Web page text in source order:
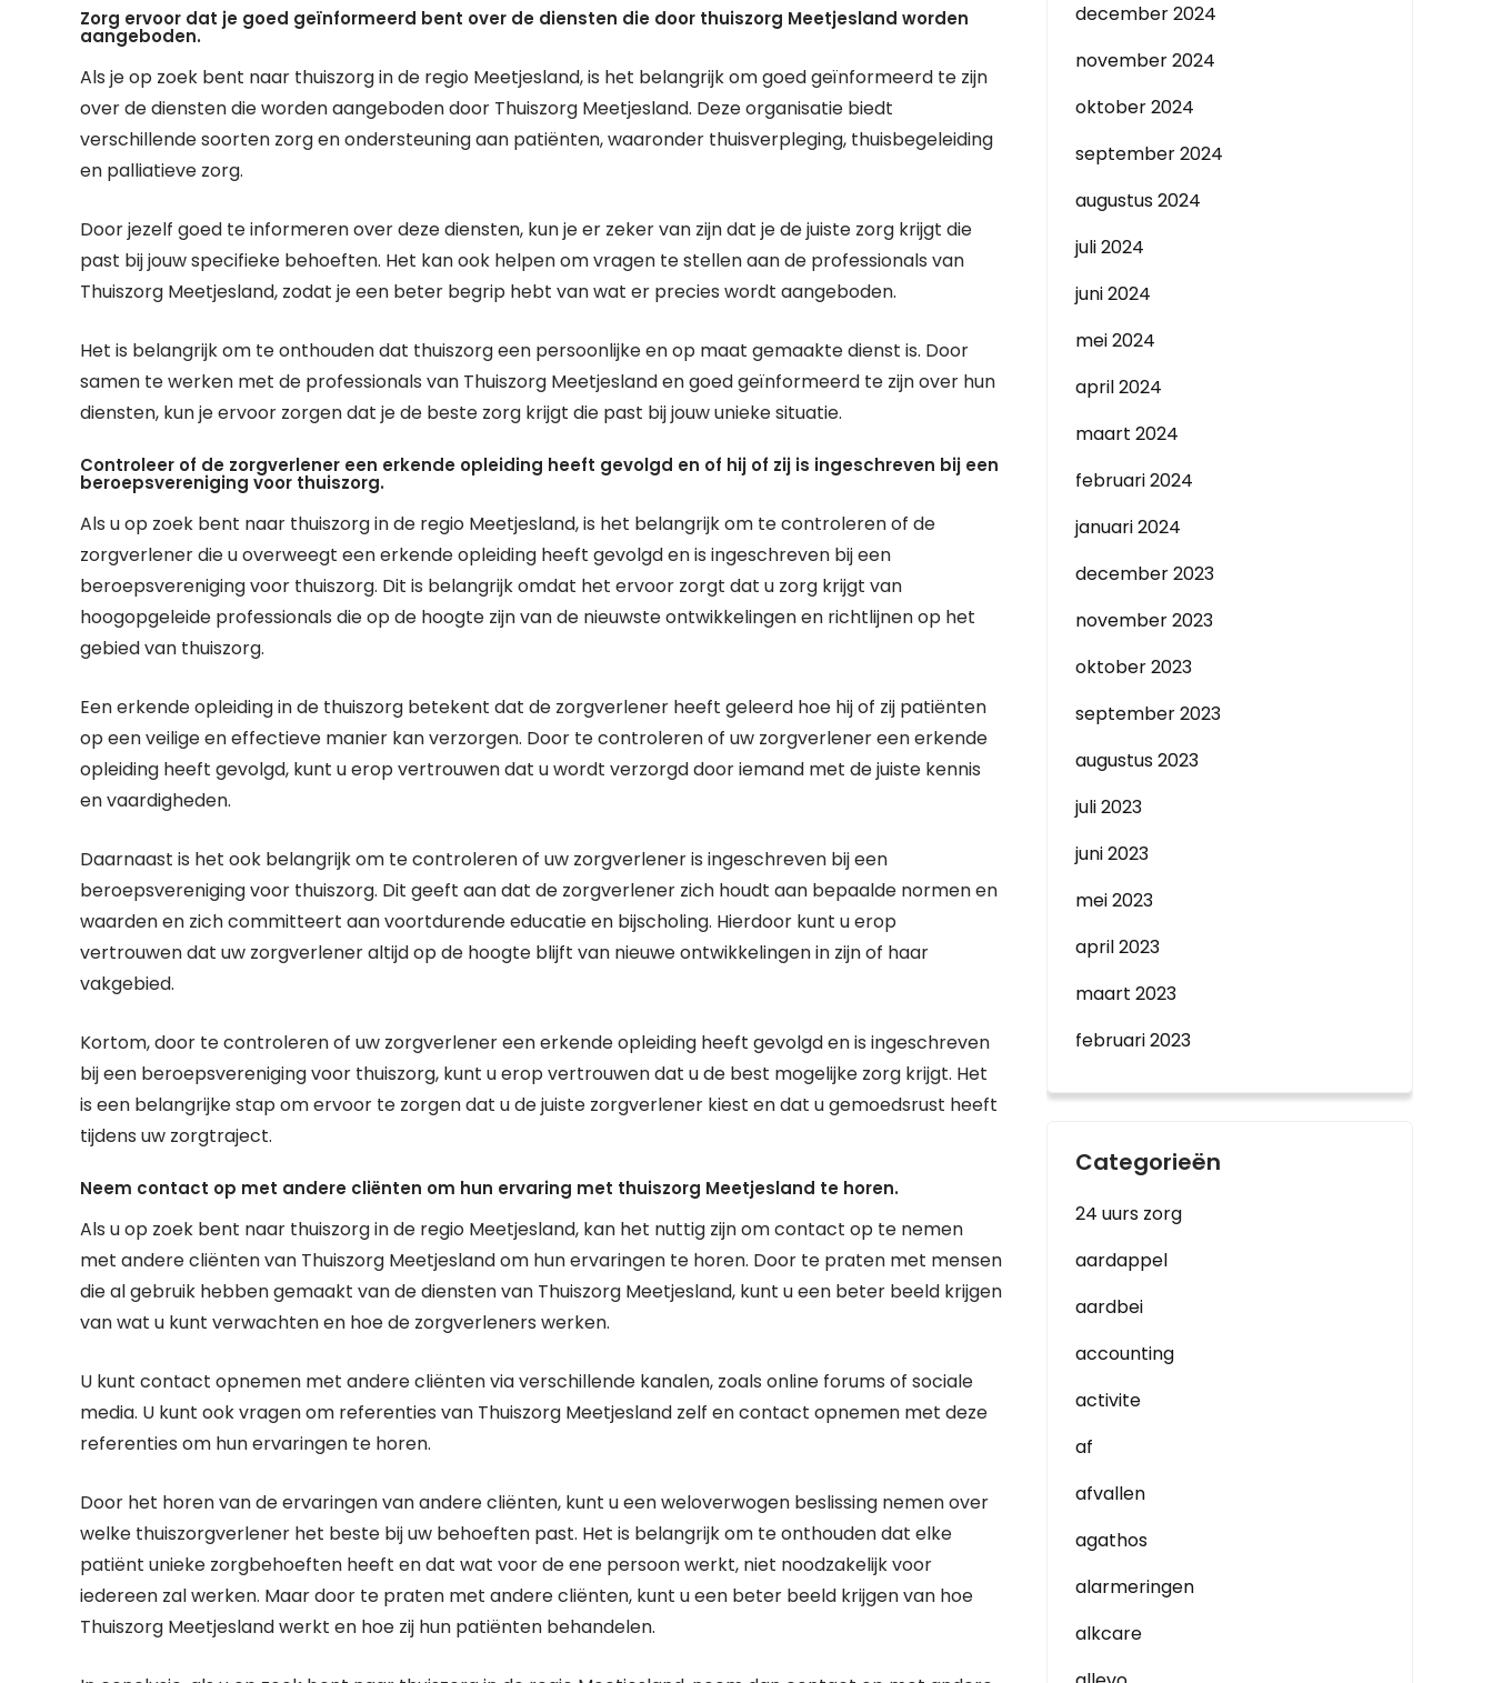
Zorg ervoor dat je goed geïnformeerd bent over de diensten die door thuiszorg Meetjesland worden
aangeboden.
Als je op zoek bent naar thuiszorg in de regio Meetjesland, is het belangrijk om goed geïnformeerd te zijn
over de diensten die worden aangeboden door Thuiszorg Meetjesland. Deze organisatie biedt
verschillende soorten zorg en ondersteuning aan patiënten, waaronder thuisverpleging, thuisbegeleiding
en palliatieve zorg.
Door jezelf goed te informeren over deze diensten, kun je er zeker van zijn dat je de juiste zorg krijgt die
past bij jouw specifieke behoeften. Het kan ook helpen om vragen te stellen aan de professionals van
Thuiszorg Meetjesland, zodat je een beter begrip hebt van wat er precies wordt aangeboden.
Het is belangrijk om te onthouden dat thuiszorg een persoonlijke en op maat gemaakte dienst is. Door
samen te werken met de professionals van Thuiszorg Meetjesland en goed geïnformeerd te zijn over hun
diensten, kun je ervoor zorgen dat je de beste zorg krijgt die past bij jouw unieke situatie.
Controleer of de zorgverlener een erkende opleiding heeft gevolgd en of hij of zij is ingeschreven bij een
beroepsvereniging voor thuiszorg.
Als u op zoek bent naar thuiszorg in de regio Meetjesland, is het belangrijk om te controleren of de
zorgverlener die u overweegt een erkende opleiding heeft gevolgd en is ingeschreven bij een
beroepsvereniging voor thuiszorg. Dit is belangrijk omdat het ervoor zorgt dat u zorg krijgt van
hoogopgeleide professionals die op de hoogte zijn van de nieuwste ontwikkelingen en richtlijnen op het
gebied van thuiszorg.
Een erkende opleiding in de thuiszorg betekent dat de zorgverlener heeft geleerd hoe hij of zij patiënten
op een veilige en effectieve manier kan verzorgen. Door te controleren of uw zorgverlener een erkende
opleiding heeft gevolgd, kunt u erop vertrouwen dat u wordt verzorgd door iemand met de juiste kennis
en vaardigheden.
Daarnaast is het ook belangrijk om te controleren of uw zorgverlener is ingeschreven bij een
beroepsvereniging voor thuiszorg. Dit geeft aan dat de zorgverlener zich houdt aan bepaalde normen en
waarden en zich committeert aan voortdurende educatie en bijscholing. Hierdoor kunt u erop
vertrouwen dat uw zorgverlener altijd op de hoogte blijft van nieuwe ontwikkelingen in zijn of haar
vakgebied.
Kortom, door te controleren of uw zorgverlener een erkende opleiding heeft gevolgd en is ingeschreven
bij een beroepsvereniging voor thuiszorg, kunt u erop vertrouwen dat u de best mogelijke zorg krijgt. Het
is een belangrijke stap om ervoor te zorgen dat u de juiste zorgverlener kiest en dat u gemoedsrust heeft
tijdens uw zorgtraject.
Neem contact op met andere cliënten om hun ervaring met thuiszorg Meetjesland te horen.
Als u op zoek bent naar thuiszorg in de regio Meetjesland, kan het nuttig zijn om contact op te nemen
met andere cliënten van Thuiszorg Meetjesland om hun ervaringen te horen. Door te praten met mensen
die al gebruik hebben gemaakt van de diensten van Thuiszorg Meetjesland, kunt u een beter beeld krijgen
van wat u kunt verwachten en hoe de zorgverleners werken.
U kunt contact opnemen met andere cliënten via verschillende kanalen, zoals online forums of sociale
media. U kunt ook vragen om referenties van Thuiszorg Meetjesland zelf en contact opnemen met deze
referenties om hun ervaringen te horen.
Door het horen van de ervaringen van andere cliënten, kunt u een weloverwogen beslissing nemen over
welke thuiszorgverlener het beste bij uw behoeften past. Het is belangrijk om te onthouden dat elke
patiënt unieke zorgbehoeften heeft en dat wat voor de ene persoon werkt, niet noodzakelijk voor
iedereen zal werken. Maar door te praten met andere cliënten, kunt u een beter beeld krijgen van hoe
Thuiszorg Meetjesland werkt en hoe zij hun patiënten behandelen.
december 2024
november 2024
oktober 2024
september 2024
augustus 2024
juli 2024
juni 2024
mei 2024
april 2024
maart 2024
februari 2024
januari 2024
december 2023
november 2023
oktober 2023
september 2023
augustus 2023
juli 2023
juni 2023
mei 2023
april 2023
maart 2023
februari 2023
Categorieën
24 uurs zorg
aardappel
aardbei
accounting
activite
af
afvallen
agathos
alarmeringen
alkcare